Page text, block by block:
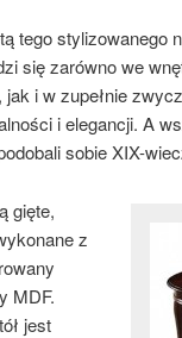
tego stylizowanego
się zarówno we
jak i w zupełnie
i elegancji. A
sobie XIX-
gięte,
z
MDF.
jest